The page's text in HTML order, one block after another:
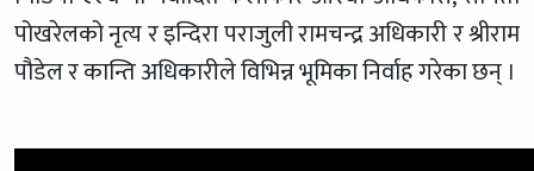
पोखरेलको नृत्य र इन्दिरा पराजुली रामचन्द्र अधिकारी र श्रीराम
पौडेल र कान्ति अधिकारीले विभिन्न भूमिका निर्वाह गरेका छन् ।